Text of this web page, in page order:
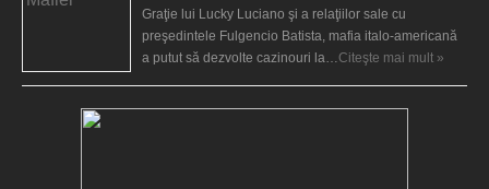
Graţie lui Lucky Luciano şi a relaţiilor sale cu
preşedintele Fulgencio Batista, mafia italo-americană
a putut să dezvolte cazinouri la…Citeşte mai mult »